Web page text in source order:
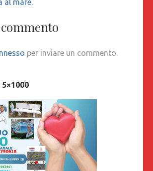
al mare.
per inviare un commento.
5×1000